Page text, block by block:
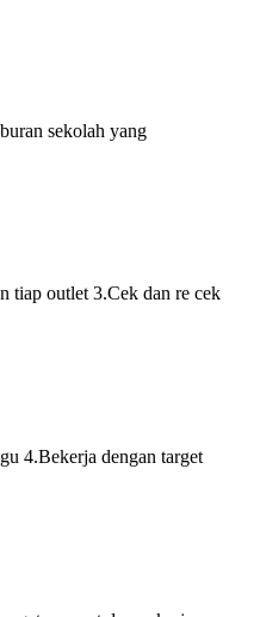
sekolah yang
tiap outlet 3.Cek dan re cek
4.Bekerja dengan target